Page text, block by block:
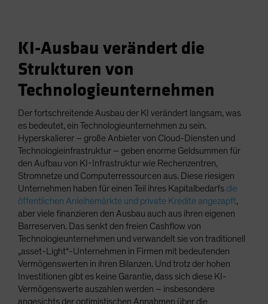
KI-Ausbau verändert die
Strukturen von
Technologieunternehmen
Der fortschreitende Ausbau der KI verändert langsam, was
es bedeutet, ein Technologieunternehmen zu sein.
Hyperskalierer – große Anbieter von Cloud-Diensten und
Technologieinfrastruktur – geben enorme Geldsummen für
den Aufbau von KI-Infrastruktur wie Rechenzentren,
Stromnetze und Computerressourcen aus. Diese riesigen
Unternehmen haben für einen Teil ihres Kapitalbedarfs die
öffentlichen Anleihemärkte und private Kredite angezapft,
aber viele finanzieren den Ausbau auch aus ihren eigenen
Barreserven. Das senkt den freien Cashflow von
Technologieunternehmen und verwandelt sie von traditionell
„asset-Light“-Unternehmen in Firmen mit bedeutenden
Vermögenswerten in ihren Bilanzen. Und trotz der hohen
Investitionen gibt es keine Garantie, dass sich diese KI-
Vermögenswerte auszahlen werden – insbesondere
angesichts der optimistischen Annahmen über die